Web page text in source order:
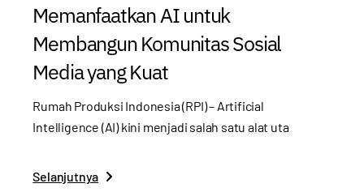
Memanfaatkan AI untuk
Membangun Komunitas Sosial
Media yang Kuat
Rumah Produksi Indonesia (RPI) – Artificial
Intelligence (AI) kini menjadi salah satu alat uta
Selanjutnya